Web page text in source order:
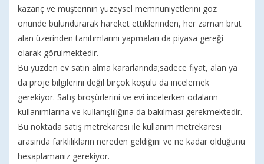
kazanç ve müşterinin yüzeysel memnuniyetlerini göz
önünde bulundurarak hareket ettiklerinden, her zaman brüt
alan üzerinden tanıtımlarını yapmaları da piyasa gereği
olarak görülmektedir.
Bu yüzden ev satın alma kararlarında;sadece fiyat, alan ya
da proje bilgilerini değil birçok koşulu da incelemek
gerekiyor. Satış broşürlerini ve evi incelerken odaların
kullanımlarına ve kullanışlılığına da bakılması gerekmektedir.
Bu noktada satış metrekaresi ile kullanım metrekaresi
arasında farklılıkların nereden geldiğini ve ne kadar olduğunu
hesaplamanız gerekiyor.